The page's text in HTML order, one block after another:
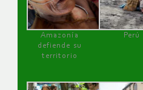
Amazonía
defiende su
territorio
Perú